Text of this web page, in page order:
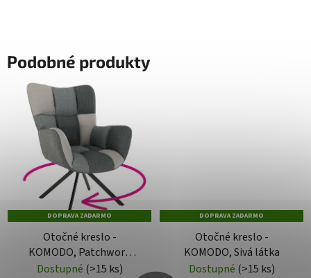
Podobné produkty
DOPRAVA ZADARMO
Otočné kreslo -
KOMODO, Patchwork
látka
Dostupné (>15 ks)
DOPRAVA ZADARMO
Otočné kreslo -
KOMODO, Sivá látka
Dostupné (>15 ks)